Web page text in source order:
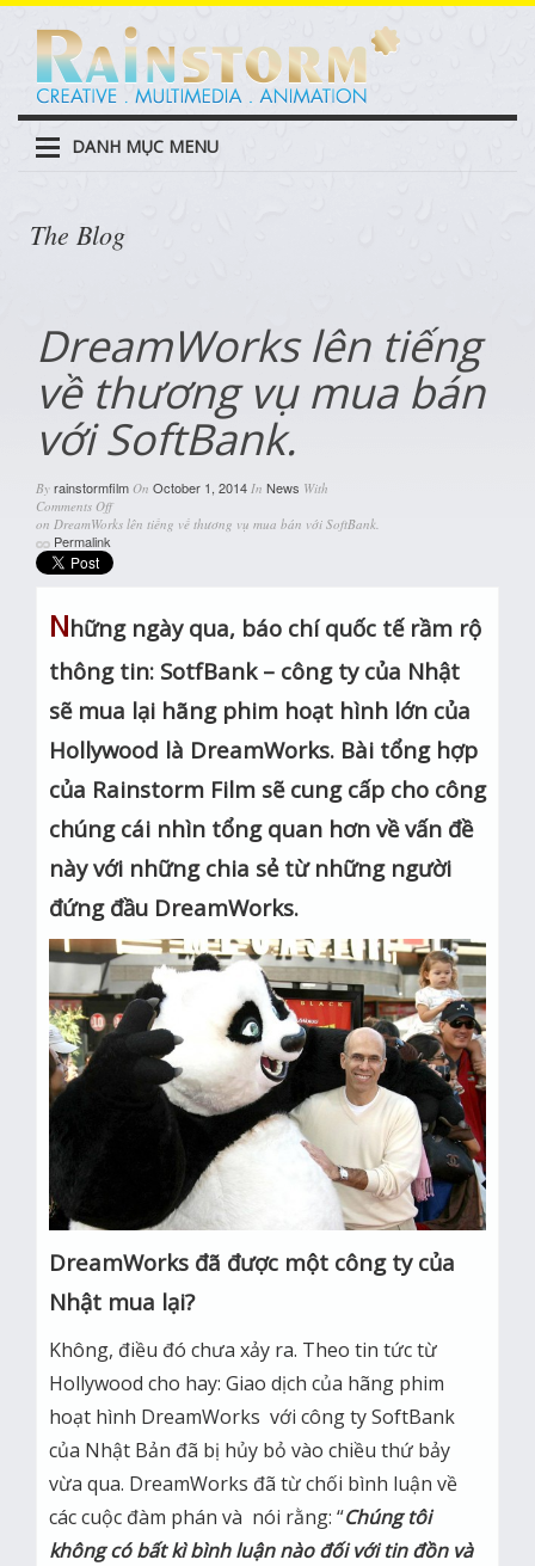
DANH MỤC MENU
The Blog
DreamWorks lên tiếng
về thương vụ mua bán
với SoftBank.
By rainstormfilm On October 1, 2014 In News With
Comments Off
on DreamWorks lên tiếng về thương vụ mua bán với SoftBank.
Permalink
Những ngày qua, báo chí quốc tế rầm rộ
thông tin: SotfBank – công ty của Nhật
sẽ mua lại hãng phim hoạt hình lớn của
Hollywood là DreamWorks. Bài tổng hợp
của Rainstorm Film sẽ cung cấp cho công
chúng cái nhìn tổng quan hơn về vấn đề
này với những chia sẻ từ những người
đứng đầu DreamWorks.
DreamWorks đã được một công ty của
Nhật mua lại?
Không, điều đó chưa xảy ra. Theo tin tức từ
Hollywood cho hay: Giao dịch của hãng phim
hoạt hình DreamWorks với công ty SoftBank
của Nhật Bản đã bị hủy bỏ vào chiều thứ bảy
vừa qua. DreamWorks đã từ chối bình luận về
các cuộc đàm phán và nói rằng: “Chúng tôi
không có bất kì bình luận nào đối với tin đồn và